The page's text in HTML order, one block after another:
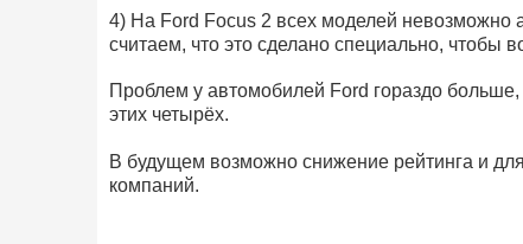
4) На Ford Focus 2 всех моделей невозможно
считаем, что это сделано специально, чтобы
Проблем у автомобилей Ford гораздо
этих четырёх.
В будущем возможно снижение рейтинга и
компаний.